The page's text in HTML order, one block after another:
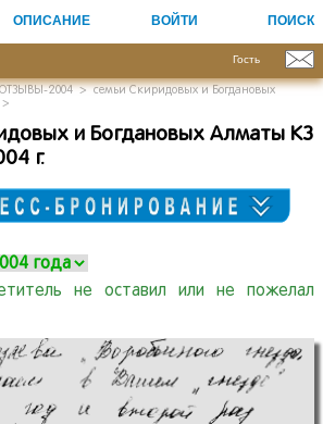
ОПИСАНИЕ ВОЙТИ ПОИСК
Гость
2004>семьи Скиридовых и Богдановых
>
и Богдановых Алматы КЗ
г.
не оставил или не пожелал